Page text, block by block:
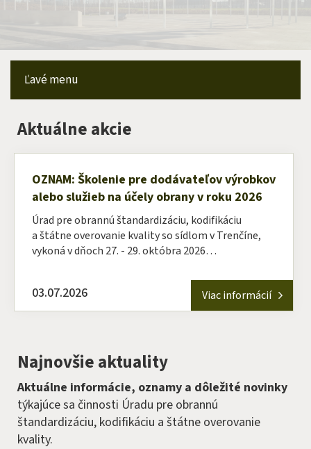
Ľavé menu
Aktuálne akcie
OZNAM: Školenie pre dodávateľov výrobkov
alebo služieb na účely obrany v roku 2026
Úrad pre obrannú štandardizáciu, kodifikáciu
a štátne overovanie kvality so sídlom v Trenčíne,
vykoná v dňoch 27. - 29. októbra 2026…
03.07.2026 Viac informácií
Najnovšie aktuality
Aktuálne informácie, oznamy a dôležité novinky
týkajúce sa činnosti Úradu pre obrannú
štandardizáciu, kodifikáciu a štátne overovanie
kvality.